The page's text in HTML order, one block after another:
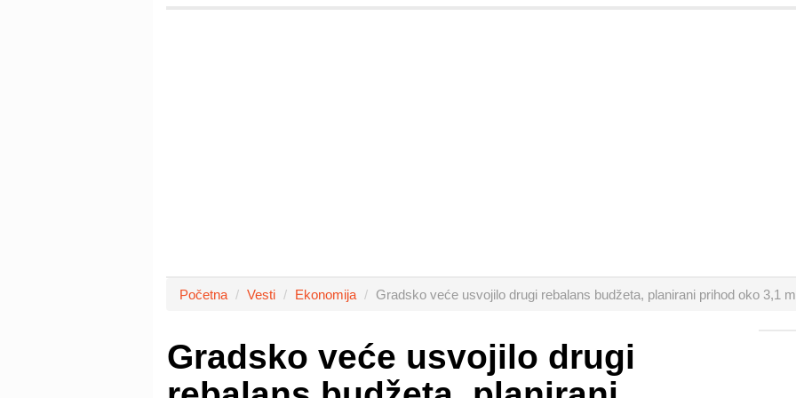
Početna Vesti Ekonomija Gradsko veće usvojilo drugi rebalans budžeta, planirani prihod oko 3,1
Gradsko veće usvojilo drugi